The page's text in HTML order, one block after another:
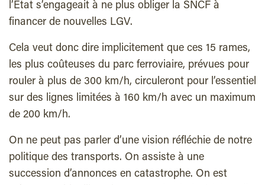
l’Etat s’engageait à ne plus obliger la SNCF à
financer de nouvelles LGV.
Cela veut donc dire implicitement que ces 15 rames,
les plus coûteuses du parc ferroviaire, prévues pour
rouler à plus de 300 km/h, circuleront pour l’essentiel
sur des lignes limitées à 160 km/h avec un maximum
de 200 km/h.
On ne peut pas parler d’une vision réfléchie de notre
politique des transports. On assiste à une
succession d’annonces en catastrophe. On est